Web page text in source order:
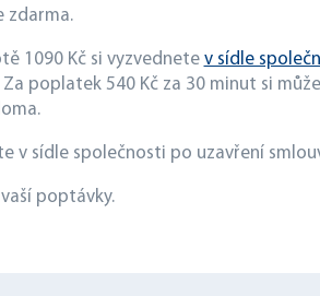
zdarma.
1090 Kč si vyzvednete v sídle
poplatek 540 Kč za 30 minut si
v sídle společnosti po uzavření
poptávky.